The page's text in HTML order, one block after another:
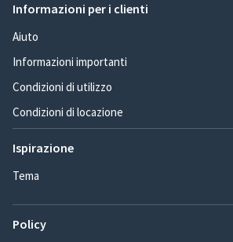
Informazioni per i clienti
Aiuto
Informazioni importanti
Condizioni di utilizzo
Condizioni di locazione
Ispirazione
Tema
Policy